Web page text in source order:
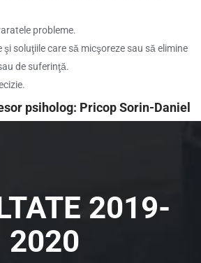
probleme.
şi soluţiile care să micşoreze sau să elimine
de suferinţă.
psiholog: Pricop Sorin-Daniel
2019-
2020